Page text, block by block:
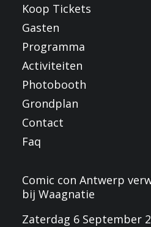
Koop Tickets
Gasten
Programma
Activiteiten
Photobooth
Grondplan
Contact
Faq
Comic con Antwerp
bij Waagnatie
Zaterdag 6 September